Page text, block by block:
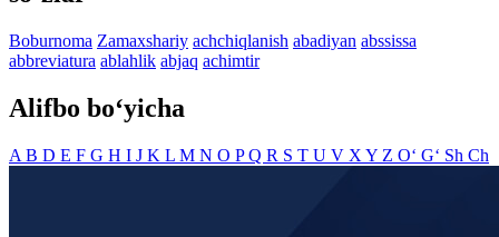
Boburnoma Zamaxshariy achchiqlanish abadiyan abssissa
abbreviatura ablahlik abjaq achimtir
Alifbo bo‘yicha
A B D E F G H I J K L M N O PQ R S T U V X Y Z O‘ G‘ Sh Ch